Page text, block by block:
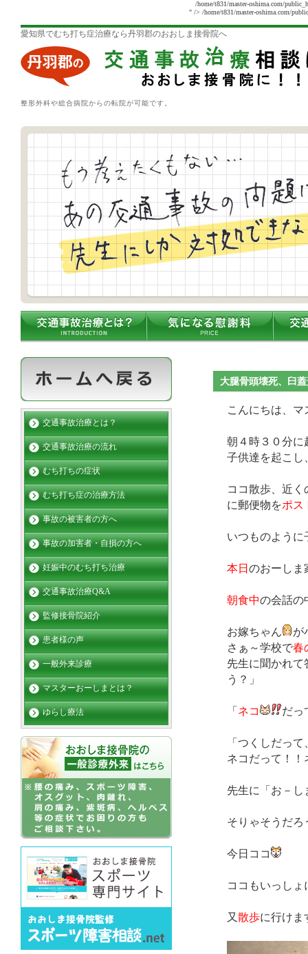
/home/t831/master-oshima.com/
" /> /home/t831/master-oshima.com/
愛知県でむち打ち症治療なら丹羽郡のおおしま接骨院へ
整形外科や総合病院からの転院が可能です。
大腿骨頭壊死、臼
こんにちは、
朝４時３０分に
子供達を起こし
ココ散歩、近
に郵便物をポス
いつものように
本日 のおーしま
朝食中の会話の
お嫁ちゃん
が
さぁ～学校で春
先生に聞かれて
う？」
「 ネコ だっ
「つくしだって
ネコだって！！
先生に「お－し
そりゃそうだろ
今日ココ
ココもいっしょ
又 散歩に行けま
交通事故治療とは？
交通事故治療の流れ
むち打ちの症状
むち打ち症の治療方法
事故の被害者の方へ
事故の加害者・自損の方へ
妊娠中のむち打ち治療
交通事故治療Q&A
監修接骨院紹介
患者様の声
一般外来診療
マスターおーしまとは？
ゆらし療法